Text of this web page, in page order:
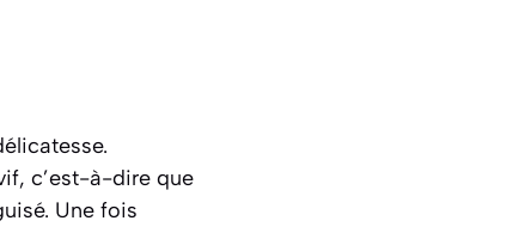
c’est-à-dire que
Une fois